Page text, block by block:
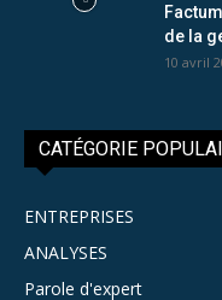
de la
10 avril
CATÉGORIE
ENTREPRISES
ANALYSES
Parole d'expert